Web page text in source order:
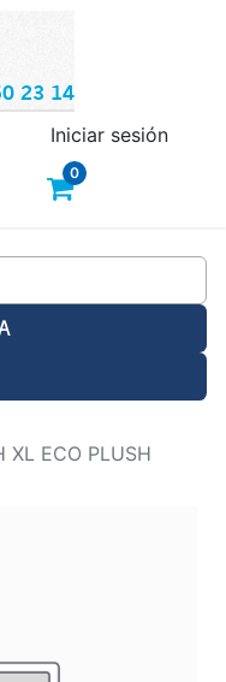
23 14
0
Iniciar sesión
XL ECO PLUSH